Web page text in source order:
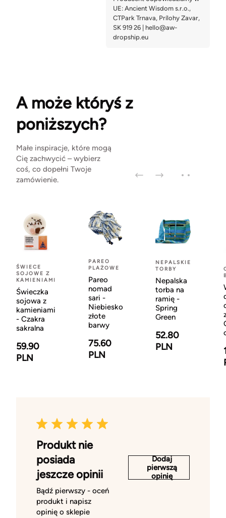
A może któryś z
poniższych?
Małe inspiracje, które mogą
Cię zachwycić – wybierz
coś, co dopełni Twoje
zamówienie.
ŚWIECE
SOJOWE Z
KAMIENIAMI
Świeczka
sojowa z
kamieniami
- Czakra
sakralna
59.90
PLN
PAREO
PLAŻOWE
Pareo
nomad
sari -
Niebiesko
złote
barwy
75.60
PLN
NEPALSKIE
TORBY
Nepalska
torba na
ramię -
Spring
Green
52.80
PLN
Produkt nie
posiada
jeszcze opinii
Bądź pierwszy - oceń
produkt i napisz
opinię o sklepie
Dodaj
pierwszą
opinię